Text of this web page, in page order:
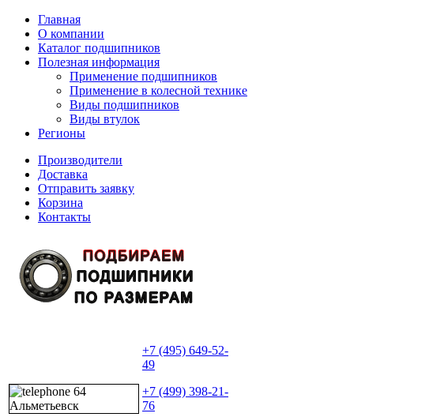
Главная
О компании
Каталог подшипников
Полезная информация
Применение подшипников
Применение в колесной технике
Виды подшипников
Виды втулок
Регионы
Производители
Доставка
Отправить заявку
Корзина
Контакты
+7 (495) 649-52-
49
+7 (499) 398-21-
76